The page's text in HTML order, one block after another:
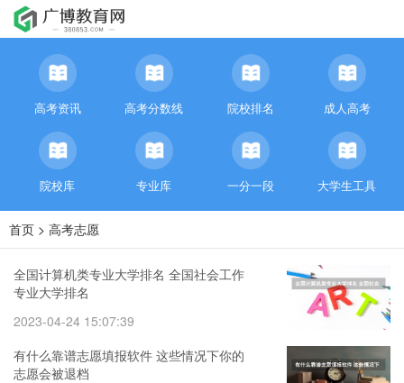
高考资讯 高考分数线 院校排名 成人高考
院校库 专业库 一分一段 大学生工具
首页 > 高考志愿
全国计算机类专业大学排名 全国社会工作
专业大学排名
2023-04-24 15:07:39
有什么靠谱志愿填报软件 这些情况下你的
志愿会被退档